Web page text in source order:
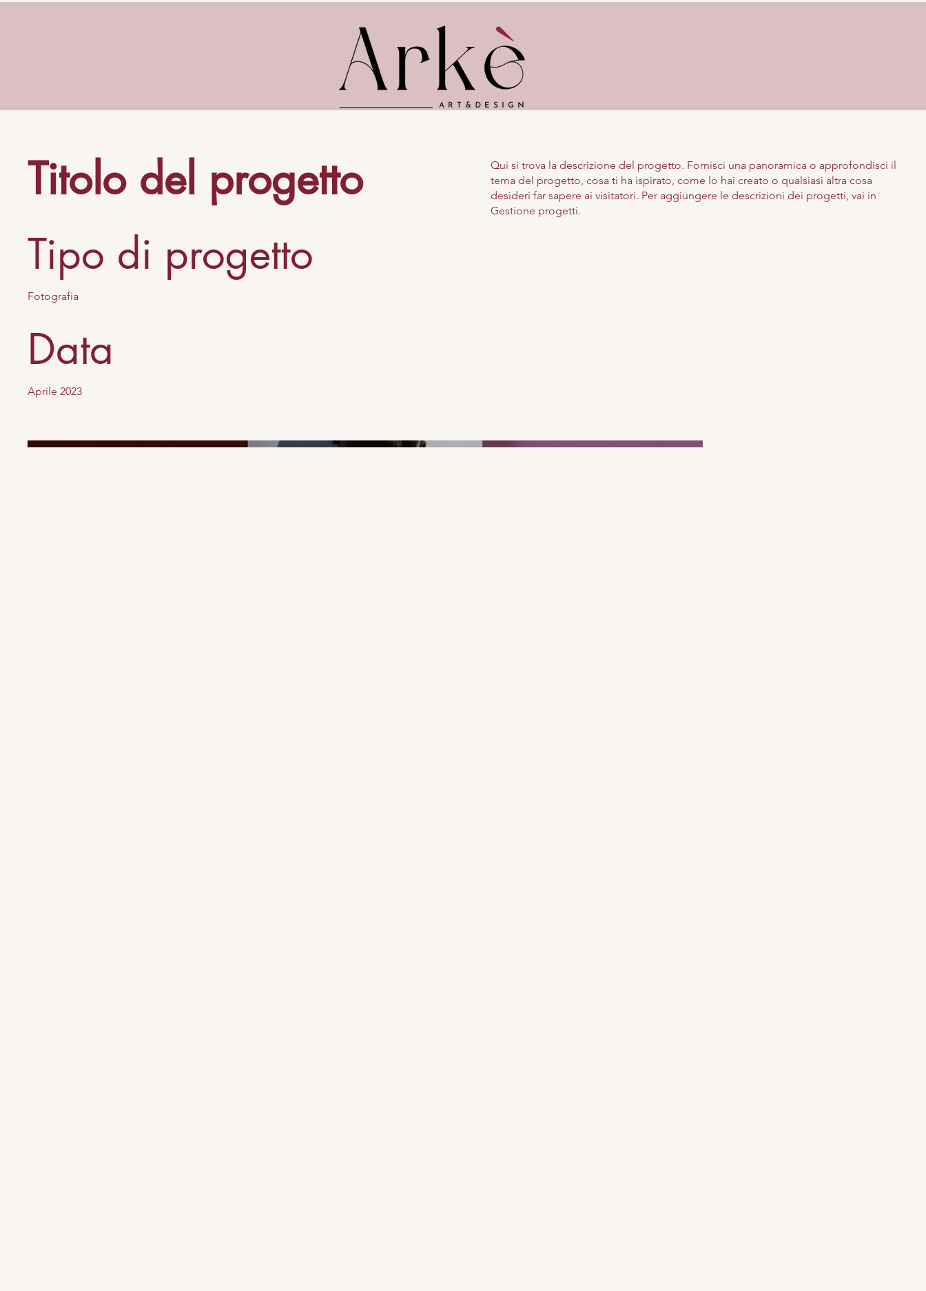
Titolo del progetto
Tipo di progetto
Fotografia
Data
Aprile 2023
Qui si trova la descrizione del progetto. Fornisci una panoramica o approfondisci il
tema del progetto, cosa ti ha ispirato, come lo hai creato o qualsiasi altra cosa
desideri far sapere ai visitatori. Per aggiungere le descrizioni dei progetti, vai in
Gestione progetti.